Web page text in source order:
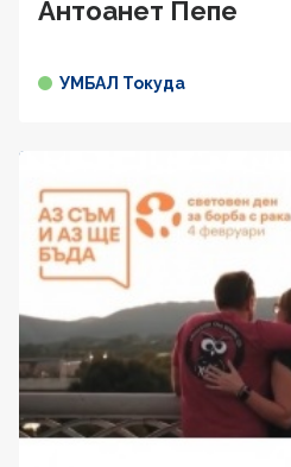
Антоанет Пепе
УМБАЛ Токуда